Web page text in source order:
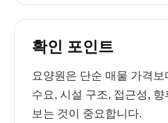
확인 포인트
요양원은 단순 매물 가격
수요, 시설 구조, 접근성, 향
보는 것이 중요합니다.